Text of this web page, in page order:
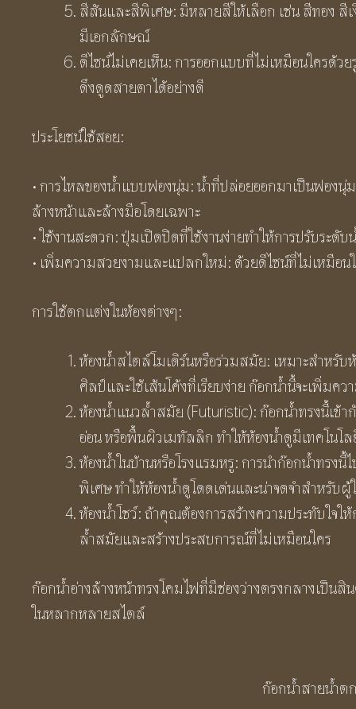
สีสันและสีพิเศษ: มีหลายสีให้เลือก เช่น สีทอง สี
มีเอกลักษณ์
ดีไซน์ไม่เคยเห็น: การออกแบบที่ไม่เหมือนใครด้
ดึงดูดสายตาได้อย่างดี
ประโยชน์ใช้สอย:
• การไหลของน้ำแบบฟองนุ่ม: น้ำที่ปล่อยออกมาเป็นฟอง
ล้างหน้าและล้างมือโดยเฉพาะ
• ใช้งานสะดวก: ปุ่มเปิดปิดที่ใช้งานง่ายทำให้การปรับระ
• เพิ่มความสวยงามและแปลกใหม่: ด้วยดีไซน์ที่ไม่เหมือ
การใช้ตกแต่งในห้องต่างๆ:
ห้องน้ำสไตล์โมเดิร์นหรือร่วมสมัย: เหมาะสำหรั
ศิลป์และใช้เส้นโค้งที่เรียบง่าย ก๊อกน้ำนี้จะเพิ่มคว
ห้องน้ำแนวล้ำสมัย (Futuristic): ก๊อกน้ำทรงนี้เข้
อ่อน หรือพื้นผิวเมทัลลิก ทำให้ห้องน้ำดูมีเทคโนโ
ห้องน้ำในบ้านหรือโรงแรมหรู: การนำก๊อกน้ำทร
พิเศษ ทำให้ห้องน้ำดูโดดเด่นและน่าจดจำสำหรับผู้
ห้องน้ำโชว์: ถ้าคุณต้องการสร้างความประทับใจ
ล้ำสมัยและสร้างประสบการณ์ที่ไม่เหมือนใคร
ก๊อกน้ำอ่างล้างหน้าทรงโคมไฟที่มีช่องว่างตรงกลางเป็น
ในหลากหลายสไตล์
ก๊อกน้ำสายน้ำต